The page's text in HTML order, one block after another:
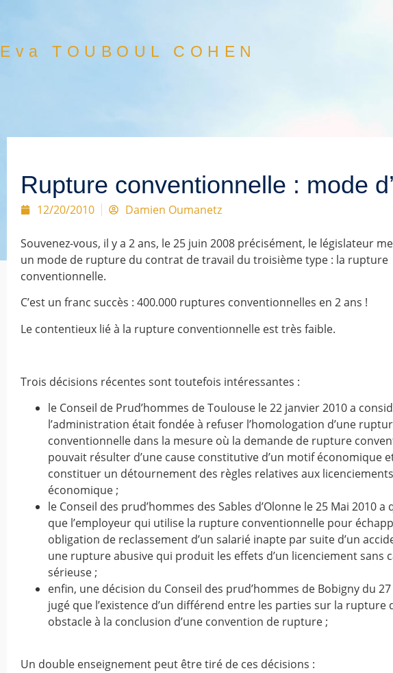
Eva TOUBOUL COHEN
Rupture conventionnelle : mode
12/20/2010 Damien Oumanetz
Souvenez-vous, il y a 2 ans, le 25 juin 2008 précisément, le législateur
un mode de rupture du contrat de travail du troisième type : la rupture
conventionnelle.
C’est un franc succès : 400.000 ruptures conventionnelles en 2 ans !
Le contentieux lié à la rupture conventionnelle est très faible.
Trois décisions récentes sont toutefois intéressantes :
le Conseil de Prud’hommes de Toulouse le 22 janvier 2010 a
l’administration était fondée à refuser l’homologation d’une
conventionnelle dans la mesure où la demande de rupture
pouvait résulter d’une cause constitutive d’un motif économique
constituer un détournement des règles relatives aux
économique ;
le Conseil des prud’hommes des Sables d’Olonne le 25 Mai 2010 a
que l’employeur qui utilise la rupture conventionnelle pour
obligation de reclassement d’un salarié inapte par suite d’un
une rupture abusive qui produit les effets d’un licenciement sans
sérieuse ;
enfin, une décision du Conseil des prud’hommes de Bobigny du
jugé que l’existence d’un différend entre les parties sur la
obstacle à la conclusion d’une convention de rupture ;
Un double enseignement peut être tiré de ces décisions :